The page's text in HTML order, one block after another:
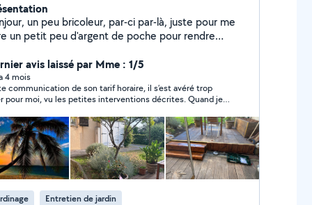
un peu bricoleur, par-ci par-là, juste pour me
un petit peu d'argent de poche pour rendre
avez besoin d'un bricoleur d'un jardinier parce que
mon métier, vous aider pour quelques travaux
ce soit nettoyé les terrasses, des planter et
quelques plantes, tailler des arbustes, refaire
pelouse naturelle ou en synthétique etc. n'hésitez
à me contacter pour de plus en plus informations
avis laissé par Mme : 1/5
4 mois
communication de son tarif horaire, il s’est avéré trop
pour moi, vu les petites interventions décrites. Quand je
fait remarquer car étonnée. Il m’a alors bloquée après
remis un message ´donneur de leçon ´ ce qui prouve un
inapproprié.
Entretien de jardin